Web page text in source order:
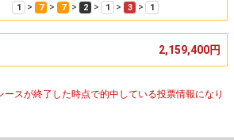
1 > 7 > 7 > 2 > 1 > 3 > 1
2,159,400円
スが終了した時点で的中している投票情報になり